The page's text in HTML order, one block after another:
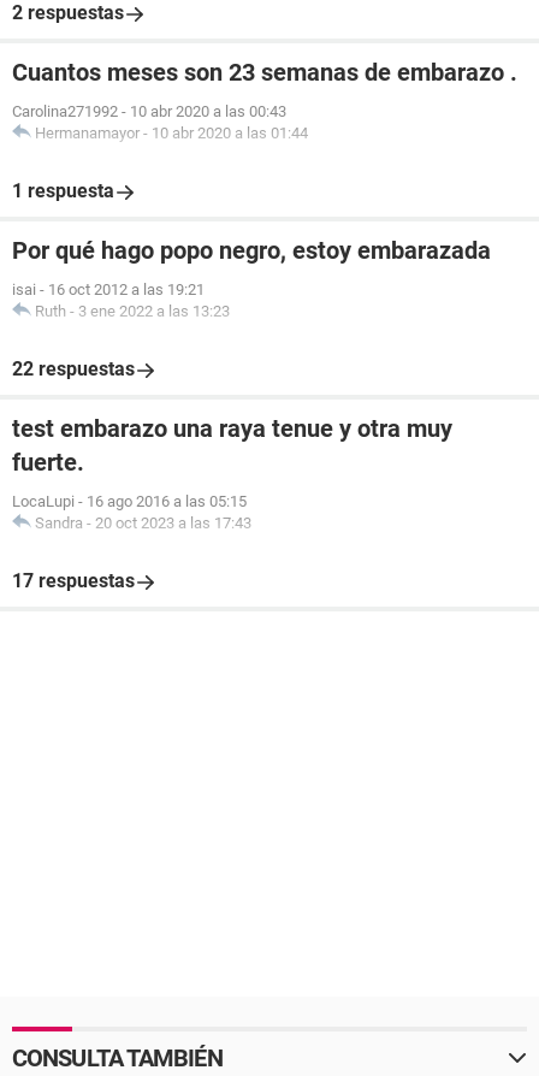
2 respuestas
Cuantos meses son 23 semanas de embarazo .
Carolina271992 - 10 abr 2020 a las 00:43
Hermanamayor - 10 abr 2020 a las 01:44
1 respuesta
Por qué hago popo negro, estoy embarazada
isai - 16 oct 2012 a las 19:21
Ruth - 3 ene 2022 a las 13:23
22 respuestas
test embarazo una raya tenue y otra muy
fuerte.
LocaLupi - 16 ago 2016 a las 05:15
Sandra - 20 oct 2023 a las 17:43
17 respuestas
CONSULTA TAMBIÉN